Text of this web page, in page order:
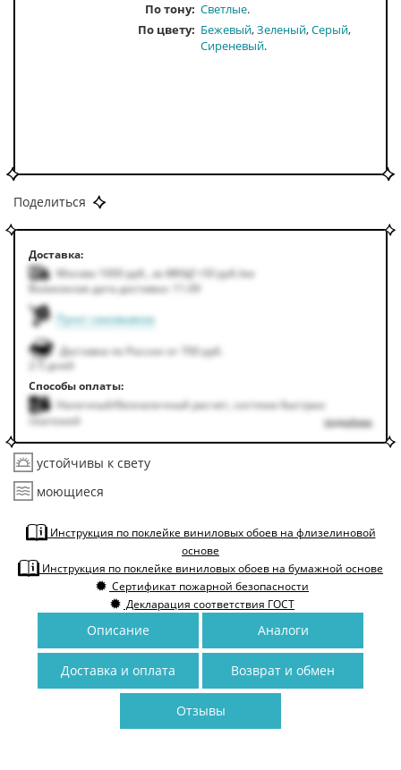
По тону Светлые
По цвету
Бежевый Зеленый Серый
Сиреневый
Поделиться
Доставка:
Москва 1000руб. за МКАД +50руб./км
Возможная дата доставки: 11.09
Пункт самовывоза
Доставка по России от 700 руб.
2-5 дней
Способы оплаты:
Наличный/безналичный расчет, система быстрых
платежей
подробнее
устойчивы к свету
моющиеся
Инструкция по поклейке виниловых обоев на флизелиновой
основе
Инструкция по поклейке виниловых обоев на бумажной основе
Сертификат пожарной безопасности
Декларация соответствия ГОСТ
Описание Аналоги
Доставка и оплата Возврат и обмен
Отзывы